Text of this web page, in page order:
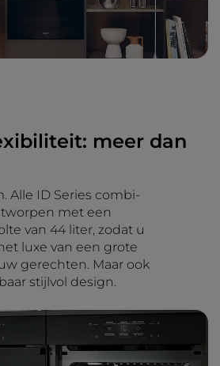
meer dan
Alle ID Series combi-
met een
van 44 liter, zodat u
luxe van een grote
gerechten. Maar ook
stijlvol design.